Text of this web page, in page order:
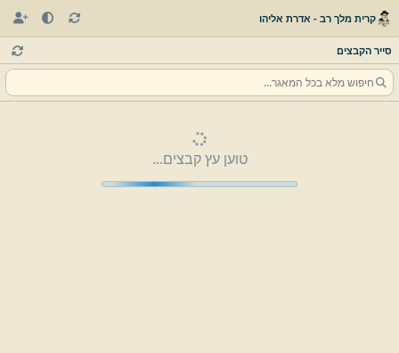
קרית מלך רב - אדרת אליהו
סייר הקבצים
טוען עץ קבצים...